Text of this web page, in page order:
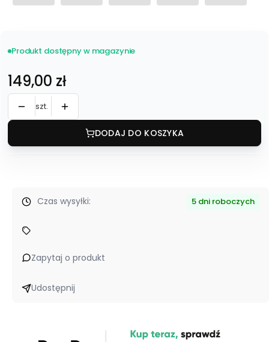
Produkt dostępny w magazynie
Cena
149,00 zł
szt.
DODAJ DO KOSZYKA
Czas wysyłki: 5 dni roboczych
Zapytaj o produkt
Udostępnij